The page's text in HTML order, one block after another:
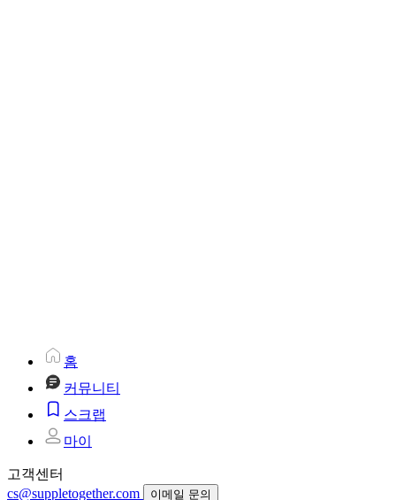
마이
고객센터
cs@suppletogether.com
평일 10:00 ~ 18:00(점심시간 12:30 ~ 13:30 / 주말,공휴일 제외)
아닙니다. 따라서 서플 커뮤니티는 상품 거래정보 및 거래에
대하여 책임을 지지 않습니다.